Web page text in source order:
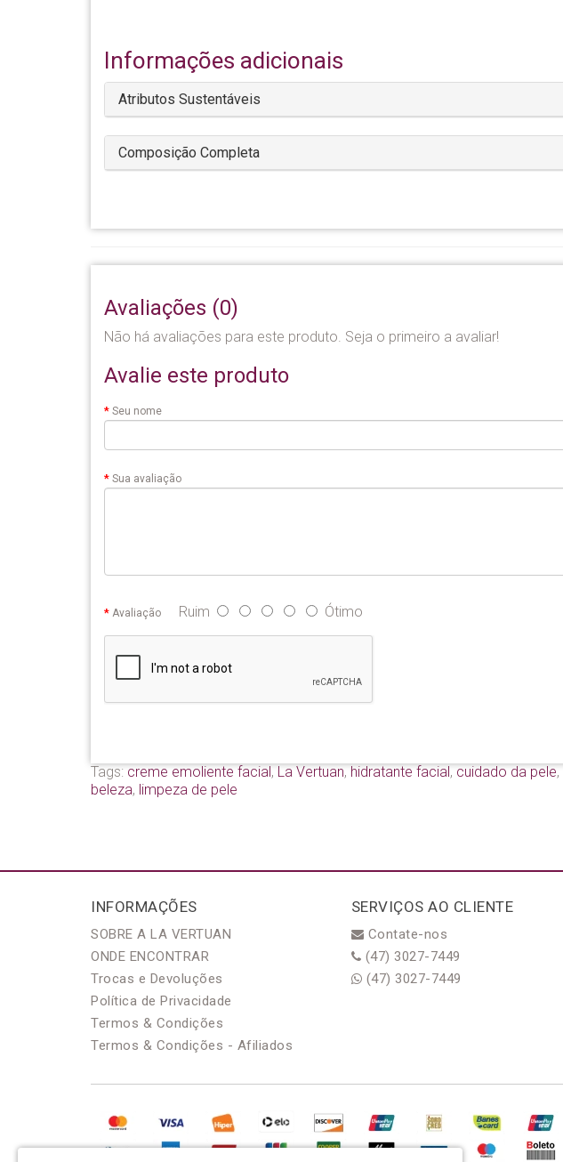
Informações adicionais
Atributos Sustentáveis
Composição Completa
Avaliações (0)
Não há avaliações para este produto. Seja o primeiro a avaliar!
Avalie este produto
Seu nome
Sua avaliação
Avaliação Ruim Ótimo
Tags: creme emoliente facial, La Vertuan, hidratante facial, cuidado da pele,
beleza, limpeza de pele
INFORMAÇÕES
SOBRE A LA VERTUAN
ONDE ENCONTRAR
Trocas e Devoluções
Política de Privacidade
Termos & Condições
Termos & Condições - Afiliados
SERVIÇOS AO CLIENTE
Contate-nos
(47) 3027-7449
(47) 3027-7449